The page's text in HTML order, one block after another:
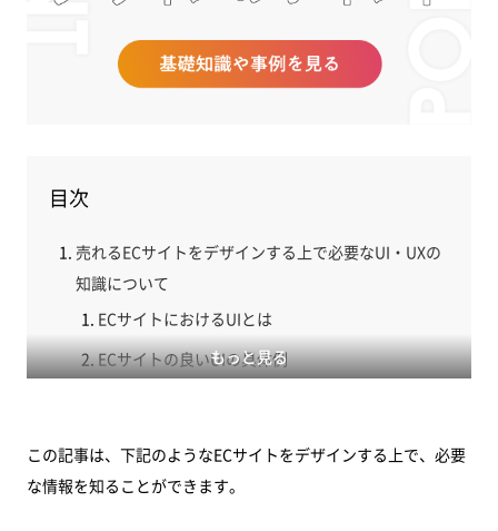
もっと見る
目次
売れるECサイトをデザインする上で必要なUI・UXの
知識について
ECサイトにおけるUIとは
ECサイトの良いUIの具体例
売れるECサイトをデザインするコツについて
この記事は、下記のようなECサイトをデザインする上で、必要
な情報を知ることができます。